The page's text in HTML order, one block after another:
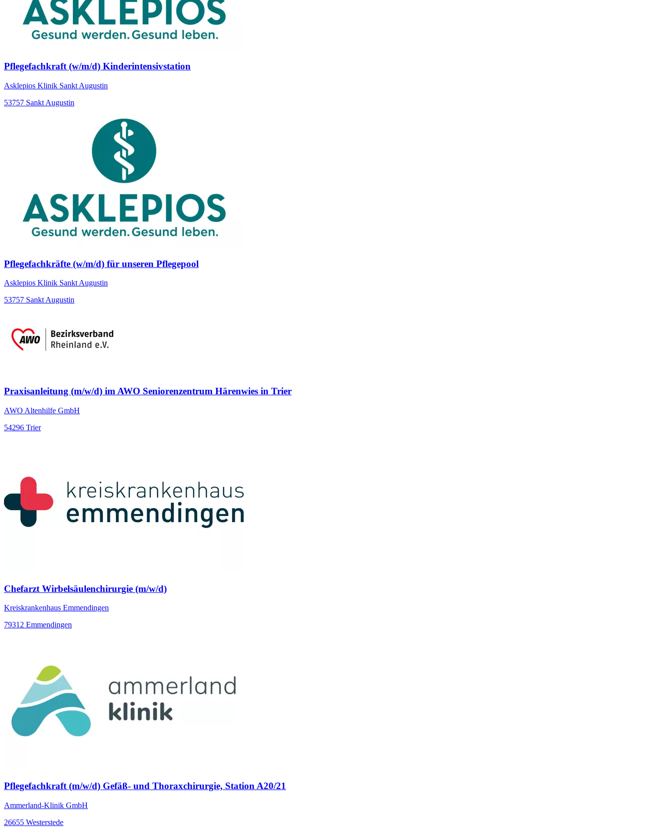
Pflegefachkraft (w/m/d) Kinderintensivstation
Asklepios Klinik Sankt Augustin
53757 Sankt Augustin
Pflegefachkräfte (w/m/d) für unseren Pflegepool
Asklepios Klinik Sankt Augustin
53757 Sankt Augustin
Praxisanleitung (m/w/d) im AWO Seniorenzentrum Härenwies in Trier
AWO Altenhilfe GmbH
54296 Trier
Chefarzt Wirbelsäulenchirurgie (m/w/d)
Kreiskrankenhaus Emmendingen
79312 Emmendingen
Pflegefachkraft (m/w/d) Gefäß- und Thoraxchirurgie, Station A20/21
Ammerland-Klinik GmbH
26655 Westerstede